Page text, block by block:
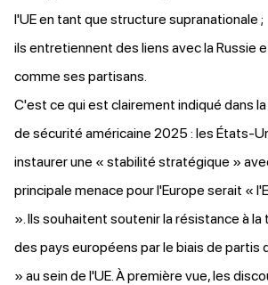
l'UE en tant que structure supranationale ;
ils entretiennent des liens avec la Russie
comme ses partisans.
C'est ce qui est clairement indiqué dans
de sécurité américaine 2025 : les États-
instaurer une « stabilité stratégique »
principale menace pour l'Europe serait «
». Ils souhaitent soutenir la résistance à
des pays européens par le biais de partis
» au sein de l'UE. À première vue, les